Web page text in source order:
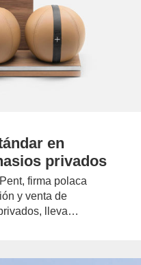
en
privados
firma polaca
y venta de
lleva…